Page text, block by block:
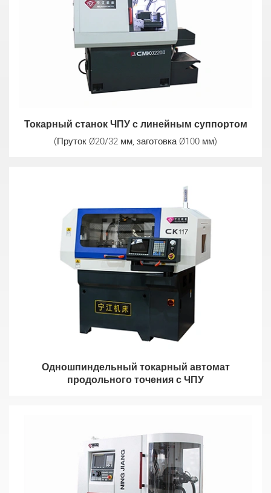
Токарный станок ЧПУ с линейным суппортом
(Пруток Ø20/32 мм, заготовка Ø100 мм)
Одношпиндельный токарный автомат
продольного точения с ЧПУ